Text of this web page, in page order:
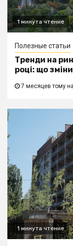
1 минута чтение
Полезные статьи
Тренди на
році: що
7 месяцев тому
1 минута чтение